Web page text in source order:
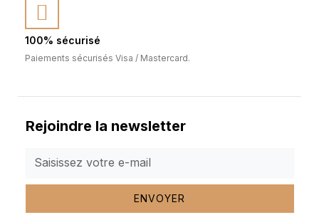
100% sécurisé
Paiements sécurisés Visa / Mastercard.
Rejoindre la newsletter
ENVOYER